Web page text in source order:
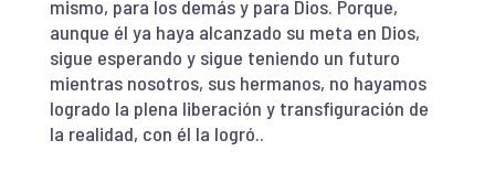
mismo, para los demás y para Dios. Porque,
aunque él ya haya alcanzado su meta en Dios,
sigue esperando y sigue teniendo un futuro
mientras nosotros, sus hermanos, no hayamos
logrado la plena liberación y transfiguración de
la realidad, con él la logró..